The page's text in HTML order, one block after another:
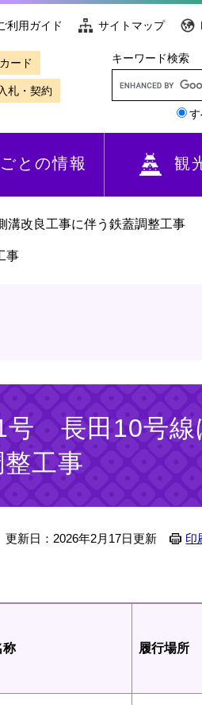
利用ガイド サイトマップ
ード
入札・契約
キーワード検索
との情報 観
改良工事に伴う鉄蓋調整工事
事
号 長田10号線
工事
更新日：2026年2月17日更新 印
称 履行場所